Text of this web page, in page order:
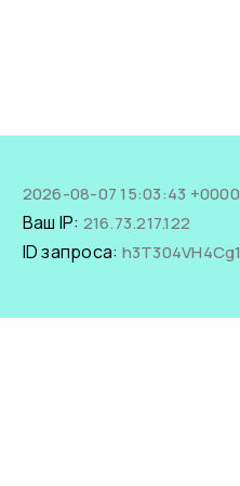
2026-08-07 15:03:43 +0000
Ваш IP: 216.73.217.122
ID запроса: h3T304VH4Cg1